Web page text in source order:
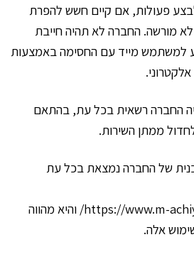
פעולות, אם קיים חשש להפרת
מורשה. החברה לא תהיה חייבת
למשתמש מייד עם החסימה באמצעות
החברה רשאית בכל עת, בהתאם
ממתן השירות.
של החברה נמצאת בכל עת
https://www.m-achiya.co.il/privacy-policy/ והיא מהווה
אלה.